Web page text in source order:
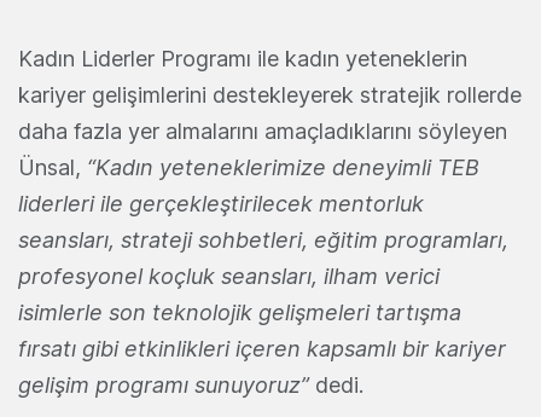
Kadın Liderler Programı ile kadın yeteneklerin
kariyer gelişimlerini destekleyerek stratejik rollerde
daha fazla yer almalarını amaçladıklarını söyleyen
Ünsal, “Kadın yeteneklerimize deneyimli TEB
liderleri ile gerçekleştirilecek mentorluk
seansları, strateji sohbetleri, eğitim programları,
profesyonel koçluk seansları, ilham verici
isimlerle son teknolojik gelişmeleri tartışma
fırsatı gibi etkinlikleri içeren kapsamlı bir kariyer
gelişim programı sunuyoruz”dedi.